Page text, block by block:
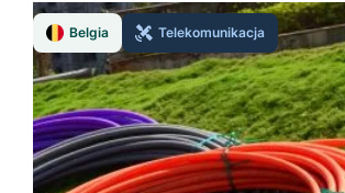
Telekomunikacja
Belgia